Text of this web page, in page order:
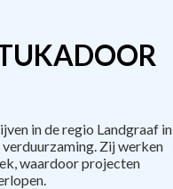
in de regio Landgraaf in
Zij werken
waardoor projecten